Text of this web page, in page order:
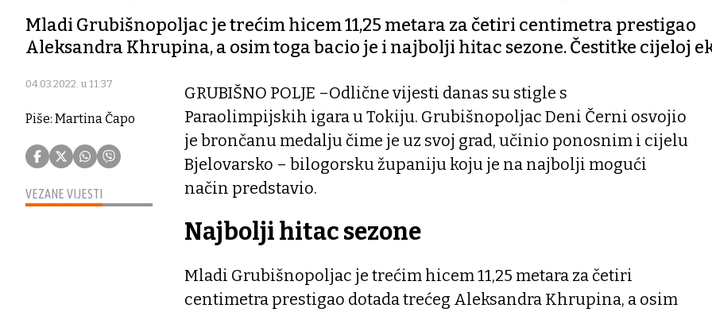
Mladi Grubišnopoljac je trećim hicem 11,25 metara za četiri centimetra prestigao
Aleksandra Khrupina, a osim toga bacio je i najbolji hitac sezone. Čestitke cijeloj
04.03.2022. u 11:37
Piše: Martina Čapo
VEZANE VIJESTI
GRUBIŠNO POLJE –Odlične vijesti danas su stigle s
Paraolimpijskih igara u Tokiju. Grubišnopoljac Deni Černi osvojio
je brončanu medalju čime je uz svoj grad, učinio ponosnim i cijelu
Bjelovarsko – bilogorsku županiju koju je na najbolji mogući
način predstavio.
Najbolji hitac sezone
Mladi Grubišnopoljac je trećim hicem 11,25 metara za četiri
centimetra prestigao dotada trećeg Aleksandra Khrupina, a osim